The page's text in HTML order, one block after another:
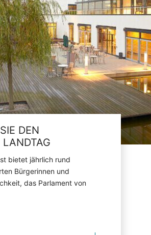
DEN
bietet jährlich rund
Bürgerinnen und
das Parlament von